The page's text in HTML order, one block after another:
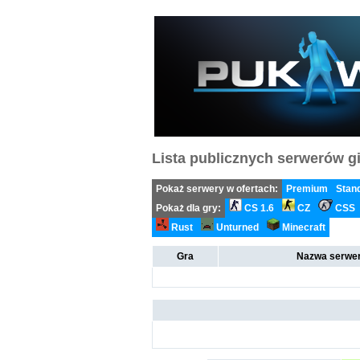
Lista publicznych serwerów
Pokaż serwery w ofertach: Premium
Pokaż dla gry:
CS 1.6 CZ
CSS
Rust
Unturned Minecraft
Gra Nazwa